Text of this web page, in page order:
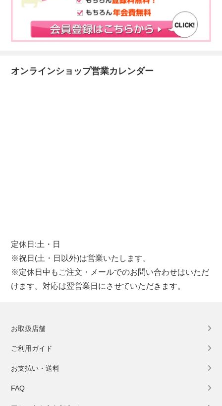
オンラインショップ営業カレンダー
定休日:土・日
※祝日(土・日以外)は営業いたします。
※定休日中もご注文・メールでのお問い合わせはいただ
けます。対応は翌営業日にさせていただきます。
お取扱店舗
ご利用ガイド
お支払い・送料
FAQ